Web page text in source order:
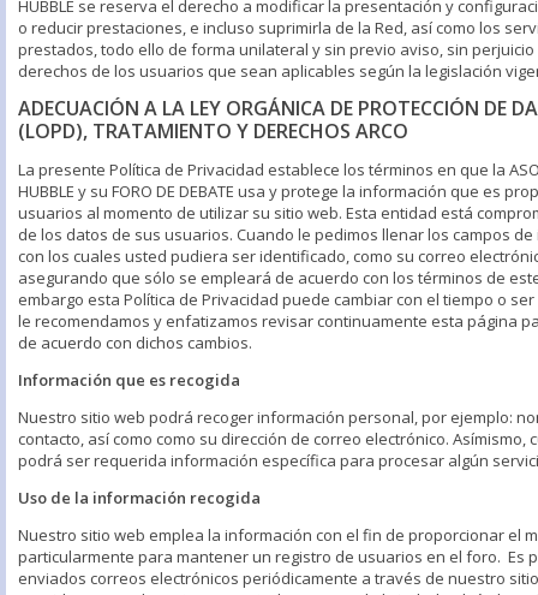
HUBBLE se reserva el derecho a modificar la presentación y
o reducir prestaciones, e incluso suprimirla de la Red, así como los
prestados, todo ello de forma unilateral y sin previo aviso, sin
derechos de los usuarios que sean aplicables según la legislación
ADECUACIÓN A LA LEY ORGÁNICA DE PROTECCIÓN DE
(LOPD), TRATAMIENTO Y DERECHOS ARCO
La presente Política de Privacidad establece los términos en que la
HUBBLE y su FORO DE DEBATE usa y protege la información que es
usuarios al momento de utilizar su sitio web. Esta entidad está
de los datos de sus usuarios. Cuando le pedimos llenar los campos
con los cuales usted pudiera ser identificado, como su correo
asegurando que sólo se empleará de acuerdo con los términos de
embargo esta Política de Privacidad puede cambiar con el tiempo o
le recomendamos y enfatizamos revisar continuamente esta página
de acuerdo con dichos cambios.
Información que es recogida
Nuestro sitio web podrá recoger información personal, por ejemplo:
contacto, así como como su dirección de correo electrónico. Asímismo,
podrá ser requerida información específica para procesar algún
Uso de la información recogida
Nuestro sitio web emplea la información con el fin de proporcionar el
particularmente para mantener un registro de usuarios en el foro. Es
enviados correos electrónicos periódicamente a través de nuestro